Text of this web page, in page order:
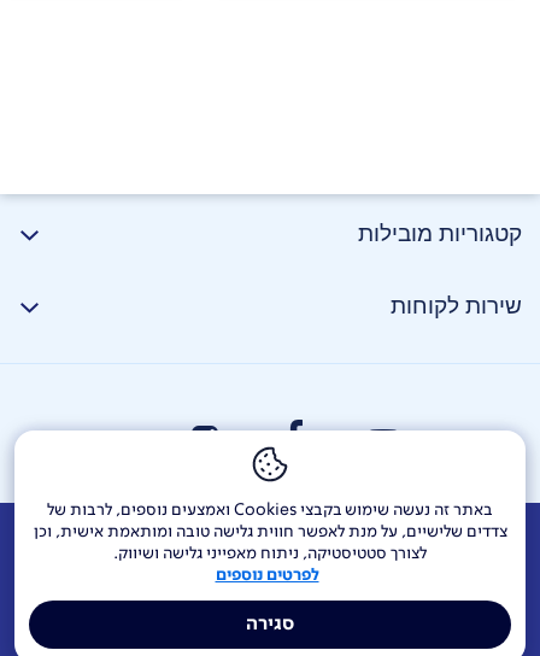
באתר זה נעשה שימוש בקבצי Cookies ואמצעים נוספים, לרבות של
צדדים שלישיים, על מנת לאפשר חווית גלישה טובה ומותאמת אישית, וכן
לצורך סטטיסטיקה, ניתוח מאפייני גלישה ושיווק.
לפרטים נוספים
סגירה
קטגוריות מובילות
שירות לקוחות
אודות דרושים צור קשר Investor Relations
הודעות חברה
מוקדי שירות ופניות ציבור
144 בזק בינלאומי
אתר הרכש